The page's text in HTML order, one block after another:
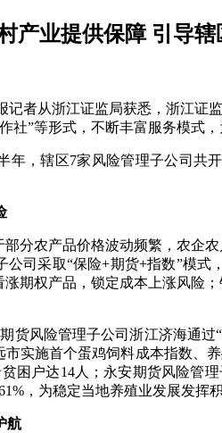
产业提供保障 引导
从浙江证监局获悉，浙江证监
社”等形式，不断丰富服务模式
辖区7家风险管理子公司共开
农产品价格波动频繁，农企农
司采取“保险+期货+指数”模
期权产品，锁定成本上涨风险
风险管理子公司浙江济海通过“
实施首个蛋鸡饲料成本指数、
困户达14人；永安期货风险管
，为稳定当地养殖业发展发挥积
航